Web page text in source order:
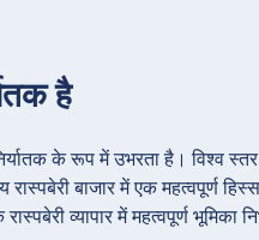
है
के रूप में उभरता है। विश्व स्तर पर
बाजार में एक महत्वपूर्ण
व्यापार में महत्वपूर्ण भूमिका